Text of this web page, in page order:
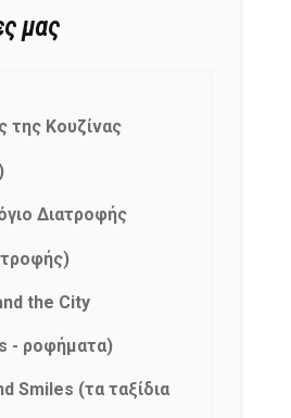
μας
της Κουζίνας
Διατροφής
the City
- ροφήματα)
Smiles (τα ταξίδια